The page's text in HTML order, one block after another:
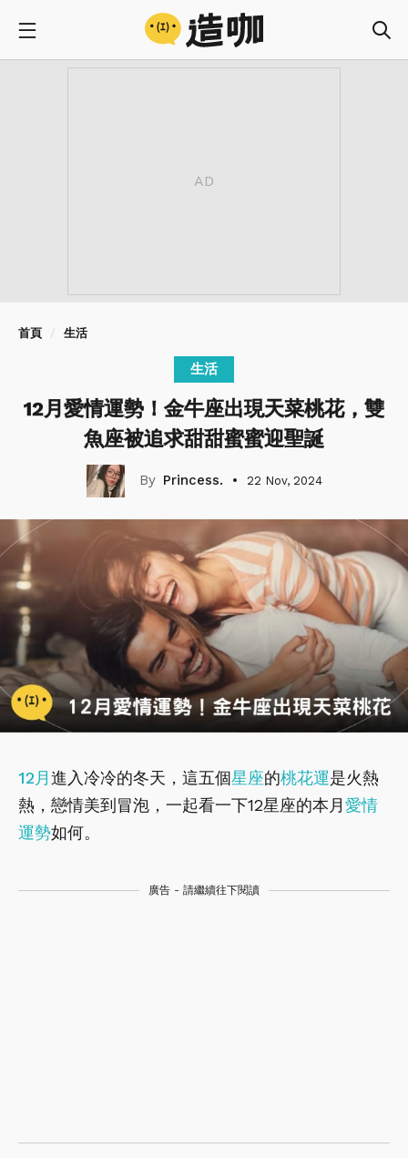
首頁 生活
生活
12月愛情運勢！金牛座出現天菜桃花，雙
魚座被追求甜甜蜜蜜迎聖誕
Princess. 22 Nov, 2024
12月進入冷冷的冬天，這五個星座的桃花運是火熱
熱，戀情美到冒泡，一起看一下12星座的本月愛情
運勢如何。
廣告 - 請繼續往下閱讀